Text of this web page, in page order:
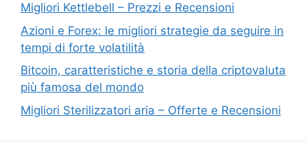
Migliori Kettlebell – Prezzi e Recensioni
Azioni e Forex: le migliori strategie da seguire in
tempi di forte volatilità
Bitcoin, caratteristiche e storia della criptovaluta
più famosa del mondo
Migliori Sterilizzatori aria – Offerte e Recensioni